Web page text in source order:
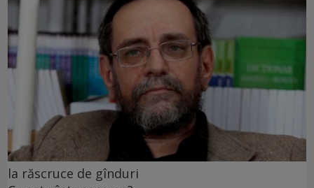
la răscruce de gînduri